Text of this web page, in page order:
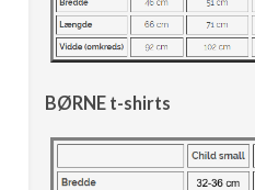
BØRNE t-shirts